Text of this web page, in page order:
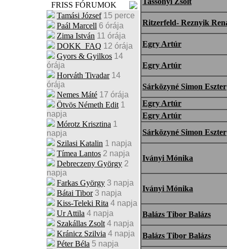
FRISS FÓRUMOK
Tamási József 15 perce
Paál Marcell 6 órája
Zima István 11 órája
DOKK_FAQ 12 órája
Gyors & Gyilkos 14
órája
Horváth Tivadar 14
órája
Nemes Máté 17 órája
Ötvös Németh Edit 1
napja
Mórotz Krisztina 1
napja
Szilasi Katalin 1 napja
Tímea Lantos 2 napja
Debreczeny György 2
napja
Farkas György 3 napja
Bátai Tibor 3 napja
Kiss-Teleki Rita 4 napja
Ur Attila 4 napja
Szakállas Zsolt 4 napja
Kránicz Szilvia 4 napja
Péter Béla 5 napja
Ritzerfeld- Reznyik
Egry Artúr
Egry Artúr
Sárközyné Simon Eszter
Egry Artúr
Egry Artúr
Sárközyné Simon Eszter
Iványi Mónika
Iványi Mónika
Balázs Tibor Balázs
Balázs Tibor Balázs